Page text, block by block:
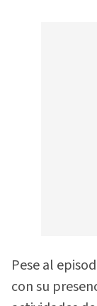
Pese al
con su